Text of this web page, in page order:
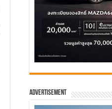
Advertisement